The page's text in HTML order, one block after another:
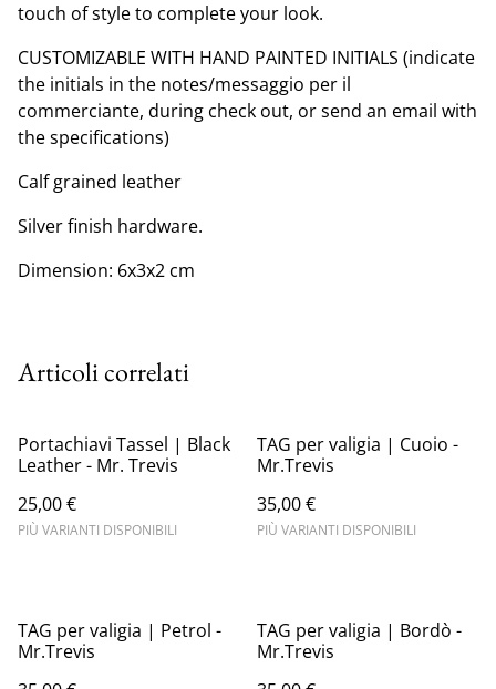
touch of style to complete your look.
CUSTOMIZABLE WITH HAND PAINTED INITIALS (indicate
the initials in the notes/messaggio per il
commerciante, during check out, or send an email with
the specifications)
Calf grained leather
Silver finish hardware.
Dimension: 6x3x2 cm
Articoli correlati
Portachiavi Tassel | Black
Leather - Mr. Trevis
25,00 €
PIÙ VARIANTI DISPONIBILI
TAG per valigia | Cuoio -
Mr.Trevis
35,00 €
PIÙ VARIANTI DISPONIBILI
TAG per valigia | Petrol -
Mr.Trevis
TAG per valigia | Bordò -
Mr.Trevis